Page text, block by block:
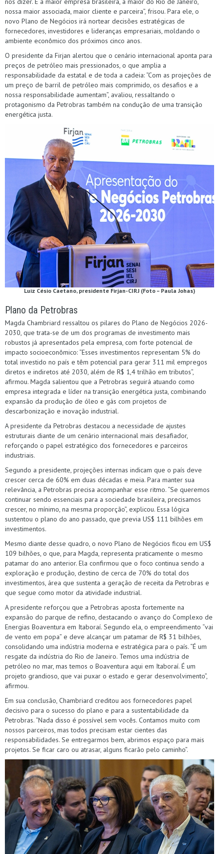
nossa maior associada, maior cliente e parceira”, frisou. Para ele, o
novo Plano de Negócios irá nortear decisões estratégicas de
fornecedores, investidores e lideranças empresariais, moldando o
ambiente econômico dos próximos cinco anos.
O presidente da Firjan alertou que o cenário internacional aponta para
preços de petróleo mais pressionados, o que amplia a
responsabilidade da estatal e de toda a cadeia: “Com as projeções de
um preço de barril de petróleo mais comprimido, os desafios e a
nossa responsabilidade aumentam”, avaliou, ressaltando o
protagonismo da Petrobras também na condução de uma transição
energética justa.
Luiz Césio Caetano, presidente Firjan-CIRJ (Foto – Paula Johas)
Plano da Petrobras
Magda Chambriard ressaltou os pilares do Plano de Negócios 2026-
2030, que trata-se de um dos programas de investimento mais
robustos já apresentados pela empresa, com forte potencial de
impacto socioeconômico: “Esses investimentos representam 5% do
total investido no país e têm potencial para gerar 311 mil empregos
diretos e indiretos até 2030, além de R$ 1,4 trilhão em tributos”,
afirmou. Magda salientou que a Petrobras seguirá atuando como
empresa integrada e líder na transição energética justa, combinando
expansão da produção de óleo e gás com projetos de
descarbonização e inovação industrial.
A presidente da Petrobras destacou a necessidade de ajustes
estruturais diante de um cenário internacional mais desafiador,
reforçando o papel estratégico dos fornecedores e parceiros
industriais.
Segundo a presidente, projeções internas indicam que o país deve
crescer cerca de 60% em duas décadas e meia. Para manter sua
relevância, a Petrobras precisa acompanhar esse ritmo. “Se queremos
continuar sendo essenciais para a sociedade brasileira, precisamos
crescer, no mínimo, na mesma proporção”, explicou. Essa lógica
sustentou o plano do ano passado, que previa US$ 111 bilhões em
investimentos.
Mesmo diante desse quadro, o novo Plano de Negócios ficou em US$
109 bilhões, o que, para Magda, representa praticamente o mesmo
patamar do ano anterior. Ela confirmou que o foco continua sendo a
exploração e produção, destino de cerca de 70% do total dos
investimentos, área que sustenta a geração de receita da Petrobras e
que segue como motor da atividade industrial.
A presidente reforçou que a Petrobras aposta fortemente na
expansão do parque de refino, destacando o avanço do Complexo de
Energias Boaventura em Itaboraí. Segundo ela, o empreendimento “vai
de vento em popa” e deve alcançar um patamar de R$ 31 bilhões,
consolidando uma indústria moderna e estratégica para o país. “É um
resgate da indústria do Rio de Janeiro. Temos uma indústria de
petróleo no mar, mas temos o Boaventura aqui em Itaboraí. É um
projeto grandioso, que vai puxar o estado e gerar desenvolvimento”,
afirmou.
Em sua conclusão, Chambriard creditou aos fornecedores papel
decisivo para o sucesso do plano e para a sustentabilidade da
Petrobras. “Nada disso é possível sem vocês. Contamos muito com
nossos parceiros, mas todos precisam estar cientes das
responsabilidades. Se entregarmos bem, abrimos espaço para mais
projetos. Se ficar caro ou atrasar, alguns ficarão pelo caminho”.